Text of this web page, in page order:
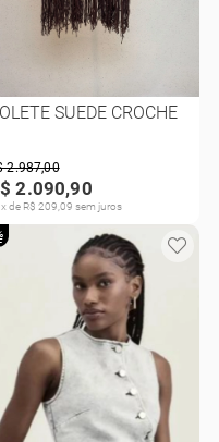
SUEDE CROCHE
2.987,00
2.090,90
de R$ 209,09 sem juros